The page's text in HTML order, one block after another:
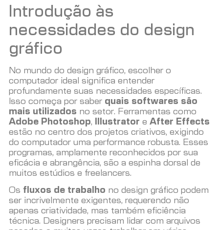
Introdução às
necessidades do design
gráfico
No mundo do design gráfico, escolher o
computador ideal significa entender
profundamente suas necessidades específicas.
Isso começa por saber quais softwares são
mais utilizados no setor. Ferramentas como
Adobe Photoshop, Illustrator e After Effects
estão no centro dos projetos criativos, exigindo
do computador uma performance robusta. Esses
programas, amplamente reconhecidos por sua
eficácia e abrangência, são a espinha dorsal de
muitos estúdios e freelancers.
Os fluxos de trabalho no design gráfico podem
ser incrivelmente exigentes, requerendo não
apenas criatividade, mas também eficiência
técnica. Designers precisam lidar com arquivos